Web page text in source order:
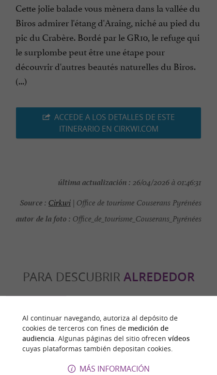
Cette jolie balade vous mènera dans la vallée du
Biros admirer l'étang d'Araing, niché au pied du
pic du Crabère. Bordé par le GR10, le refuge qui
le surplombe peut être une étape pour
découvrir d'autres beautés naturelles du Biros.
(...)
ACCEDE A LOS DETALLES DE ESTE
ITINERARIO EN CIRKWI.COM
última actualización : 26/04/2026 à 01:46:31
Source : Cirkwi | Office de tourisme Couserans Pyrénées
autor de la foto : Office_de_tourisme_Couserans_Pyrénées
PARA DESCUBRIR ALREDEDOR
Al continuar navegando, autoriza al depósito de
cookies de terceros con fines de medición de
audiencia . Algunas páginas del sitio ofrecen vídeos
cuyas plataformas también depositan cookies.
MÁS INFORMACIÓN